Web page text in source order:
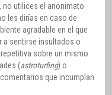
no utilices el anonimato
les dirías en caso de
agradable en el que
a sentirse insultados o
sobre un mismo
(astroturfing) o
que incumplan